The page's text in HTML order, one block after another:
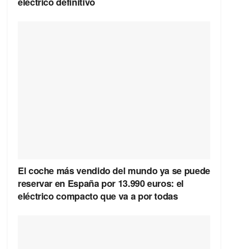
El coche más vendido del mundo ya se puede
reservar en España por 13.990 euros: el
eléctrico compacto que va a por todas